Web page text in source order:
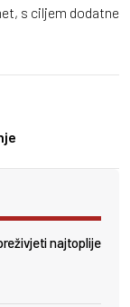
s ciljem dodatne
najtoplije